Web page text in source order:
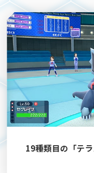
19種類目の「テ